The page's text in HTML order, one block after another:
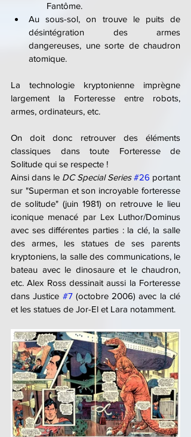
Fantôme.
Au sous-sol, on trouve le puits de
désintégration des armes
dangereuses, une sorte de chaudron
atomique.
La technologie kryptonienne imprègne
largement la Forteresse entre robots,
armes, ordinateurs, etc.
On doit donc retrouver des éléments
classiques dans toute Forteresse de
Solitude qui se respecte !
Ainsi dans le DC Special Series #26 portant
sur "Superman et son incroyable forteresse
de solitude" (juin 1981) on retrouve le lieu
iconique menacé par Lex Luthor/Dominus
avec ses différentes parties : la clé, la salle
des armes, les statues de ses parents
kryptoniens, la salle des communications, le
bateau avec le dinosaure et le chaudron,
etc. Alex Ross dessinait aussi la Forteresse
dans Justice #7 (octobre 2006) avec la clé
et les statues de Jor-El et Lara notamment.